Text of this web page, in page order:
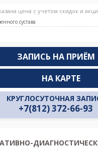
цена с учетом скидок и
сустава
ЗАПИСЬ НА ПРИЁМ
КРУГЛОСУТОЧНАЯ
+7(812) 372-66-93
НА КАРТЕ